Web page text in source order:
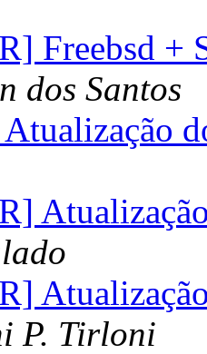
Freebsd +
dos Santos
P. Tirloni